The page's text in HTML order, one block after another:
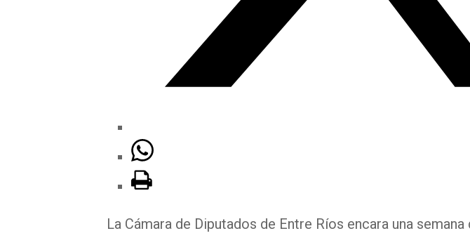
La Cámara de Diputados de Entre Ríos encara una